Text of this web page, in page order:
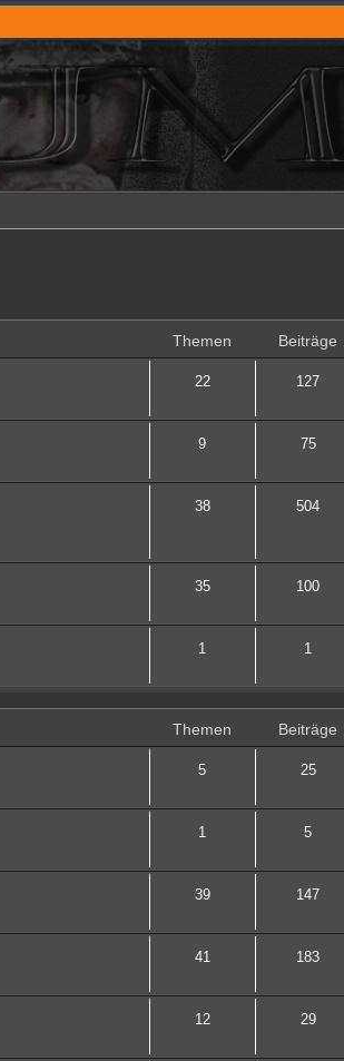
Themen Beiträge
22 127
9 75
38 504
35 100
1 1
Themen Beiträge
5 25
1 5
39 147
41 183
12 29